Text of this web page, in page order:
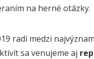
na herné otázky.
radí medzi
sa venujeme aj